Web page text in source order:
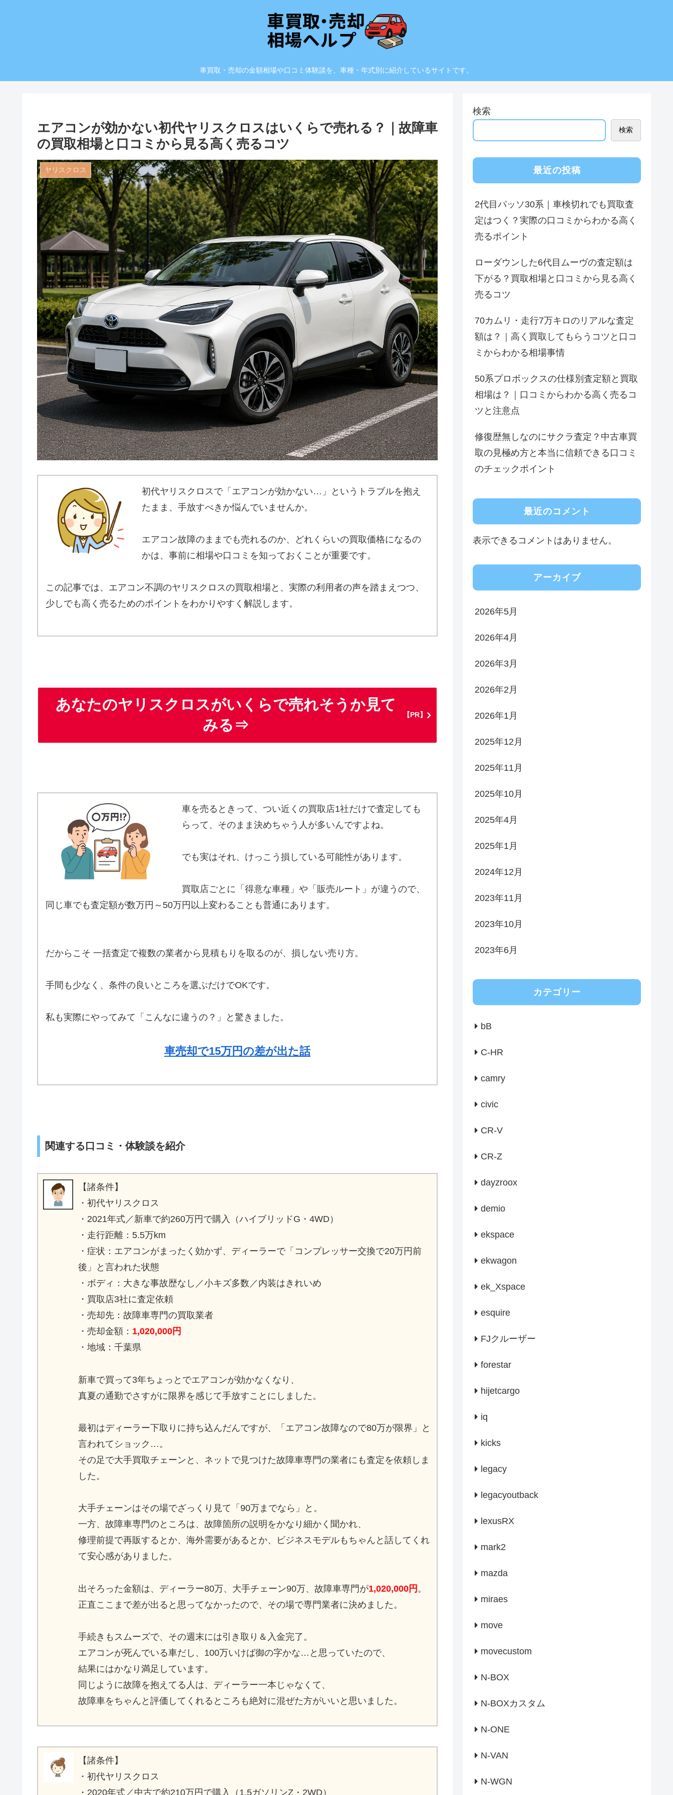
車買取・売却の金額相場や口コミ体験談を、車種・年式別に紹介しているサイトです。
エアコンが効かない初代ヤリスクロスはいくらで売れる？｜故障車
の買取相場と口コミから見る高く売るコツ
ヤリスクロス
初代ヤリスクロスで「エアコンが効かない…」というトラブルを抱え
たまま、手放すべきか悩んでいませんか。
エアコン故障のままでも売れるのか、どれくらいの買取価格になるの
かは、事前に相場や口コミを知っておくことが重要です。
この記事では、エアコン不調のヤリスクロスの買取相場と、実際の利用者の声を踏まえつつ、
少しでも高く売るためのポイントをわかりやすく解説します。
あなたのヤリスクロスがいくらで売れそうか見て
みる⇒
【PR】
車を売るときって、つい近くの買取店1社だけで査定しても
らって、そのまま決めちゃう人が多いんですよね。
でも実はそれ、けっこう損している可能性があります。
買取店ごとに「得意な車種」や「販売ルート」が違うので、
同じ車でも査定額が数万円～50万円以上変わることも普通にあります。
だからこそ 一括査定で複数の業者から見積もりを取るのが、損しない売り方。
手間も少なく、条件の良いところを選ぶだけでOKです。
私も実際にやってみて「こんなに違うの？」と驚きました。
車売却で15万円の差が出た話
関連する口コミ・体験談を紹介
【諸条件】
・初代ヤリスクロス
・2021年式／新車で約260万円で購入（ハイブリッドG・4WD）
・走行距離：5.5万km
・症状：エアコンがまったく効かず、ディーラーで「コンプレッサー交換で20万円前
後」と言われた状態
・ボディ：大きな事故歴なし／小キズ多数／内装はきれいめ
・買取店3社に査定依頼
・売却先：故障車専門の買取業者
・売却金額： 1,020,000円
・地域：千葉県
新車で買って3年ちょっとでエアコンが効かなくなり、
真夏の通勤でさすがに限界を感じて手放すことにしました。
最初はディーラー下取りに持ち込んだんですが、「エアコン故障なので80万が限界」と
言われてショック…。
その足で大手買取チェーンと、ネットで見つけた故障車専門の業者にも査定を依頼しま
した。
大手チェーンはその場でざっくり見て「90万までなら」と。
一方、故障車専門のところは、故障箇所の説明をかなり細かく聞かれ、
修理前提で再販するとか、海外需要があるとか、ビジネスモデルもちゃんと話してくれ
て安心感がありました。
出そろった金額は、ディーラー80万、大手チェーン90万、故障車専門が1,020,000円 。
正直ここまで差が出ると思ってなかったので、その場で専門業者に決めました。
手続きもスムーズで、その週末には引き取り＆入金完了。
エアコンが死んでいる車だし、100万いけば御の字かな…と思っていたので、
結果にはかなり満足しています。
同じように故障を抱えてる人は、ディーラー一本じゃなくて、
故障車をちゃんと評価してくれるところも絶対に混ぜた方がいいと思いました。
【諸条件】
・初代ヤリスクロス
・2020年式／中古で約210万円で購入（1.5ガソリンZ・2WD）
検索
検索
最近の投稿
2代目パッソ30系｜車検切れでも買取査
定はつく？実際の口コミからわかる高く
売るポイント
ローダウンした6代目ムーヴの査定額は
下がる？買取相場と口コミから見る高く
売るコツ
70カムリ・走行7万キロのリアルな査定
額は？｜高く買取してもらうコツと口コ
ミからわかる相場事情
50系プロボックスの仕様別査定額と買取
相場は？｜口コミからわかる高く売るコ
ツと注意点
修復歴無しなのにサクラ査定？中古車買
取の見極め方と本当に信頼できる口コミ
のチェックポイント
最近のコメント
表示できるコメントはありません。
アーカイブ
2026年5月
2026年4月
2026年3月
2026年2月
2026年1月
2025年12月
2025年11月
2025年10月
2025年4月
2025年1月
2024年12月
2023年11月
2023年10月
2023年6月
カテゴリー
bB
C-HR
camry
civic
CR-V
CR-Z
dayzroox
demio
ekspace
ekwagon
ek_Xspace
esquire
FJクルーザー
forestar
hijetcargo
iq
kicks
legacy
legacyoutback
lexusRX
mark2
mazda
miraes
move
movecustom
N-BOX
N-BOXカスタム
N-ONE
N-VAN
N-WGN